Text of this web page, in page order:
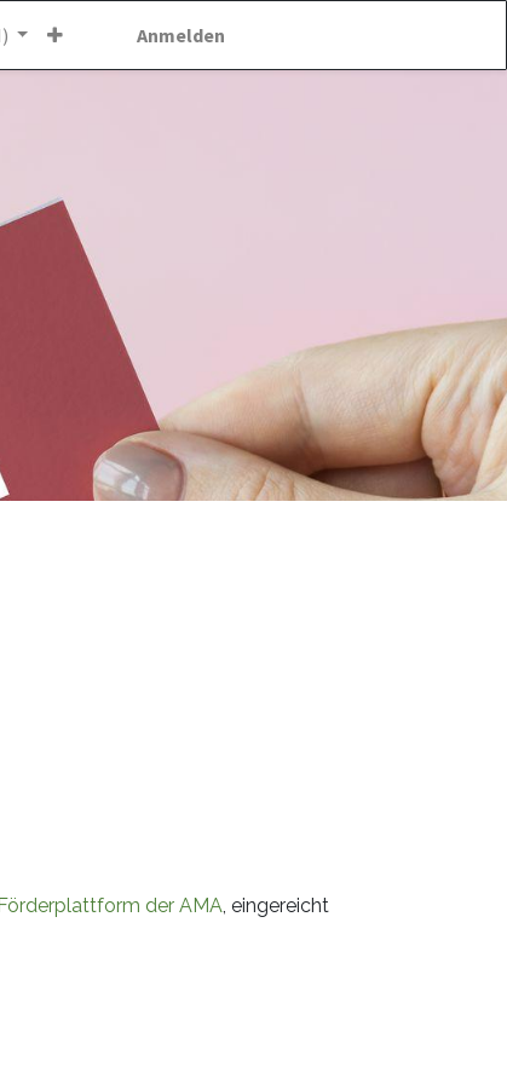
Anmelden
der AMA, eingereicht